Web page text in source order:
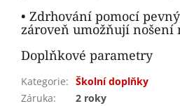
• Zdrhování pomocí
zároveň umožňují nošení
Doplňkové parametry
Kategorie: Školní doplňky
Záruka:
2 roky